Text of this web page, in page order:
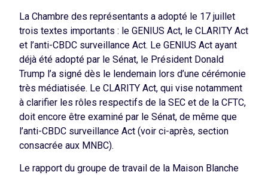
La Chambre des représentants a adopté le 17 juillet
trois textes importants : le GENIUS Act, le CLARITY Act
et l’anti-CBDC surveillance Act. Le GENIUS Act ayant
déjà été adopté par le Sénat, le Président Donald
Trump l’a signé dès le lendemain lors d’une cérémonie
très médiatisée. Le CLARITY Act, qui vise notamment
à clarifier les rôles respectifs de la SEC et de la CFTC,
doit encore être examiné par le Sénat, de même que
l’anti-CBDC surveillance Act (voir ci-après, section
consacrée aux MNBC).
Le rapport du groupe de travail de la Maison Blanche